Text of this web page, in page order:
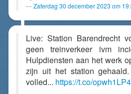
Zaterdag 30 december 2023 om
Live: Station Barendrecht
geen treinverkeer ivm
Hulpdiensten aan het werk
zijn uit het station
volled... https://t.co/